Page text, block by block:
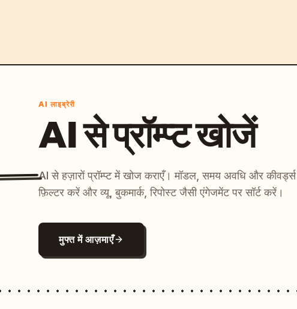
AI लाइब्रेरी
AI से प्रॉम्प्ट खोजें
AI से हज़ारों प्रॉम्प्ट में खोज कराएँ। मॉडल, समय अवधि और
फ़िल्टर करें और व्यू, बुकमार्क, रिपोस्ट जैसी एंगेजमेंट पर सॉर्ट करें।
मुफ्त में आज़माएँ